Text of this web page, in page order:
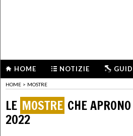
HOME NOTIZIE
HOME > MOSTRE
LE MOSTRE CHE
2022